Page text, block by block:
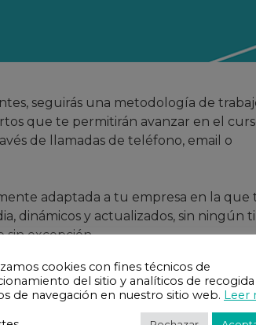
seguirás una metodología de
que te permitirán avanzar en el
de llamadas de teléfono, email o
adaptada a tu empresa en la que
dinámicos y actualizados, sin ningún
sin excepción.
de éxito ya que más del 90% de
cookies con fines técnicos de
del sitio y analíticos de
de navegación en nuestro sitio web. Leer